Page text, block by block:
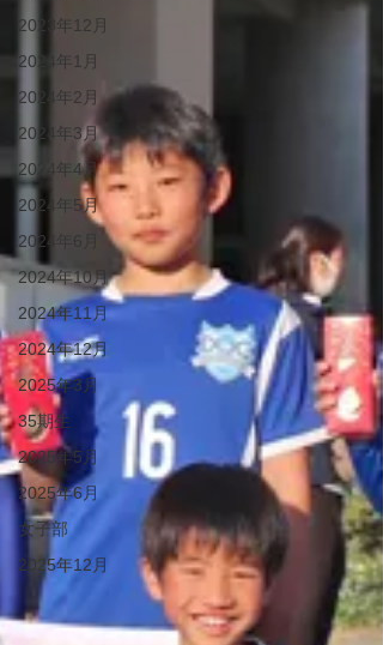
2023年12月
2024年1月
2024年2月
2024年3月
2024年4月
2024年5月
2024年6月
2024年10月
2024年11月
2024年12月
2025年3月
35期生
2025年5月
2025年6月
女子部
2025年12月